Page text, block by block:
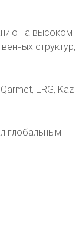
на высоком
структур,
ERG, Kaz
глобальным